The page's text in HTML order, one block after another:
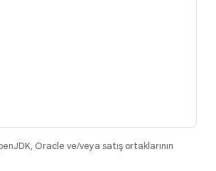
Oracle ve/veya satış ortaklarının